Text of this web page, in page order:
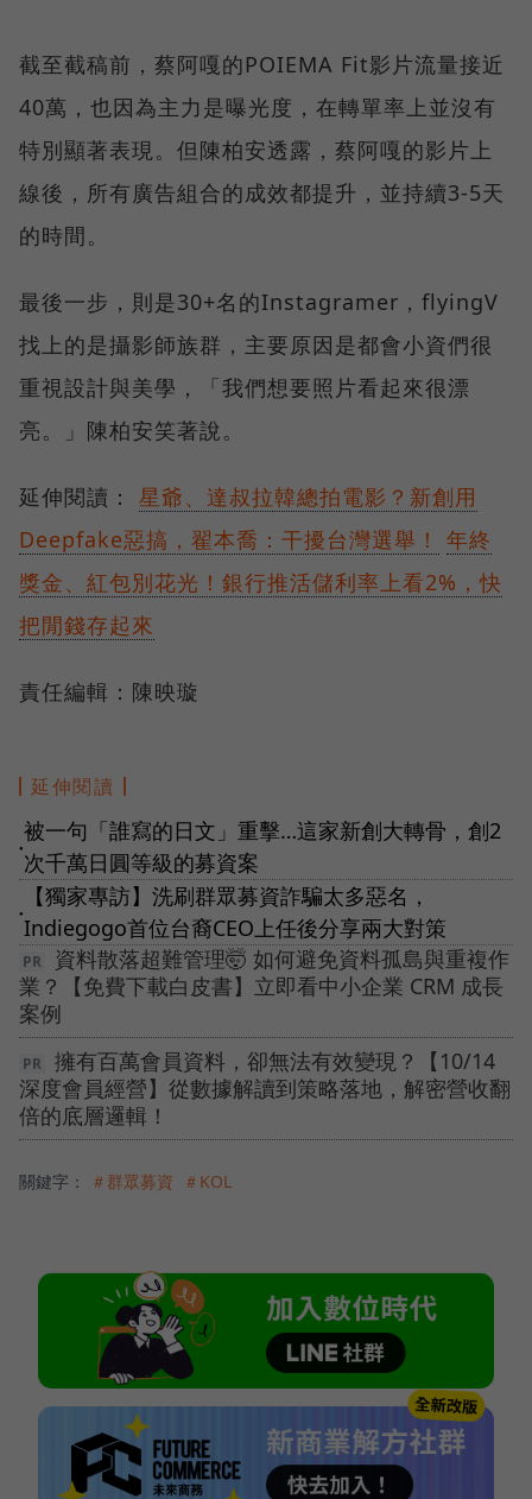
截至截稿前，蔡阿嘎的POIEMA Fit影片流量接近
40萬，也因為主力是曝光度，在轉單率上並沒有
特別顯著表現。但陳柏安透露，蔡阿嘎的影片上
線後，所有廣告組合的成效都提升，並持續3-5天
的時間。
最後一步，則是30+名的Instagramer，flyingV
找上的是攝影師族群，主要原因是都會小資們很
重視設計與美學，「我們想要照片看起來很漂
亮。」陳柏安笑著說。
延伸閱讀： 星爺、達叔拉韓總拍電影？新創用
Deepfake惡搞，翟本喬：干擾台灣選舉！
年終
獎金、紅包別花光！銀行推活儲利率上看2%，快
把閒錢存起來
責任編輯：陳映璇
延伸閱讀
●
被一句「誰寫的日文」重擊…這家新創大轉骨，創2
次千萬日圓等級的募資案
●
【獨家專訪】洗刷群眾募資詐騙太多惡名，
Indiegogo首位台裔CEO上任後分享兩大對策
資料散落超難管理🤯 如何避免資料孤島與重複作
業？【免費下載白皮書】立即看中小企業 CRM 成長
案例
擁有百萬會員資料，卻無法有效變現？【10/14
深度會員經營】從數據解讀到策略落地，解密營收翻
倍的底層邏輯！
關鍵字： ＃群眾募資 ＃KOL